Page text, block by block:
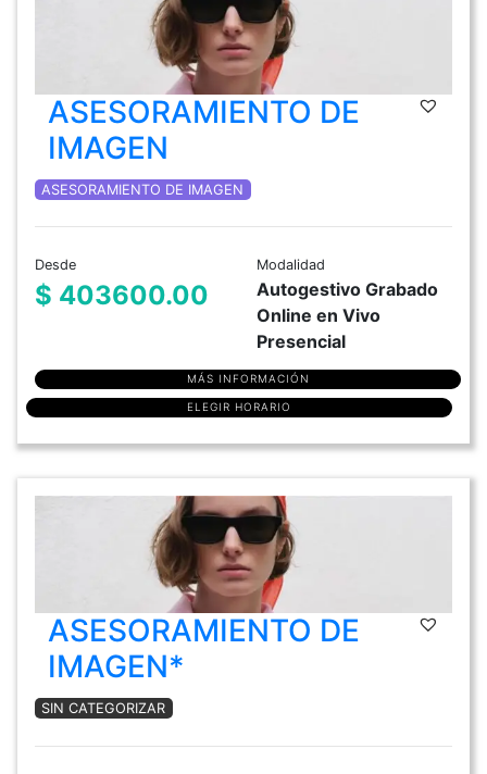
ASESORAMIENTO DE
IMAGEN
ASESORAMIENTO DE IMAGEN
Desde
$ 403600.00
Modalidad
Autogestivo Grabado
Online en Vivo
Presencial
MÁS INFORMACIÓN
ELEGIR HORARIO
ASESORAMIENTO DE
IMAGEN*
SIN CATEGORIZAR